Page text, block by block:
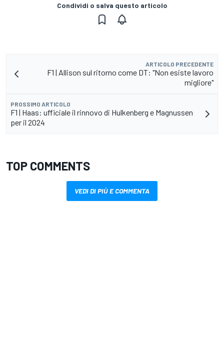
Condividi o salva questo articolo
ARTICOLO PRECEDENTE
F1 | Allison sul ritorno come DT: "Non esiste lavoro
migliore"
PROSSIMO ARTICOLO
F1 | Haas: ufficiale il rinnovo di Hulkenberg e Magnussen
per il 2024
TOP COMMENTS
VEDI DI PIÙ E COMMENTA